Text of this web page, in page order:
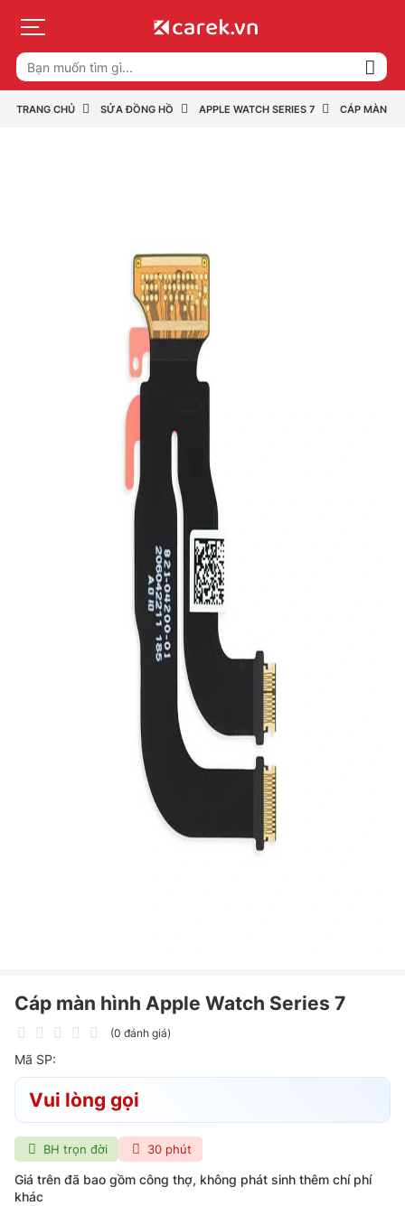
TRANG CHỦ SỬA ĐỒNG HỒ APPLE WATCH SERIES 7 CÁP MÀN
Cáp màn hình Apple Watch Series 7
(0 đánh giá)
Mã SP:
Vui lòng gọi
BH trọn đời 30 phút
Giá trên đã bao gồm công thợ, không phát sinh thêm chí phí
khác